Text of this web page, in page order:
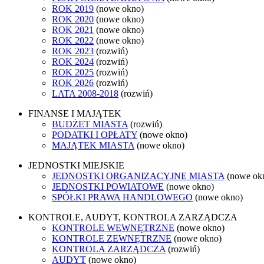
ROK 2019 (nowe okno)
ROK 2020 (nowe okno)
ROK 2021 (nowe okno)
ROK 2022 (nowe okno)
ROK 2023 (rozwiń)
ROK 2024 (rozwiń)
ROK 2025 (rozwiń)
ROK 2026 (rozwiń)
LATA 2008-2018 (rozwiń)
FINANSE I MAJĄTEK
BUDŻET MIASTA (rozwiń)
PODATKI I OPŁATY (nowe okno)
MAJĄTEK MIASTA (nowe okno)
JEDNOSTKI MIEJSKIE
JEDNOSTKI ORGANIZACYJNE MIASTA (nowe
JEDNOSTKI POWIATOWE (nowe okno)
SPÓŁKI PRAWA HANDLOWEGO (nowe okno)
KONTROLE, AUDYT, KONTROLA ZARZĄDCZA
KONTROLE WEWNĘTRZNE (nowe okno)
KONTROLE ZEWNĘTRZNE (nowe okno)
KONTROLA ZARZĄDCZA (rozwiń)
AUDYT (nowe okno)